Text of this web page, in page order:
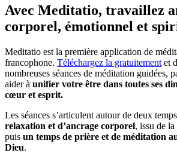
Avec Meditatio, travaillez
corporel, émotionnel et
Meditatio est la première application de
francophone. Téléchargez la gratuitement et
nombreuses séances de méditation guidées,
aider à unifier votre être dans toutes ses
cœur et esprit.
Les séances s’articulent autour de deux
relaxation et d’ancrage corporel, issu de la
puis un temps de prière et de méditation
Dieu.